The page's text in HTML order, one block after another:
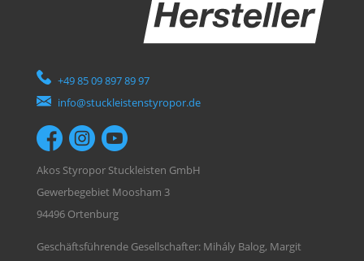
+49 85 09 897 89 97
info@stuckleistenstyropor.de
Akos Styropor Stuckleisten GmbH
Gewerbegebiet Moosham 3
94496 Ortenburg
Geschäftsführende Gesellschafter: Mihály Balog, Margit